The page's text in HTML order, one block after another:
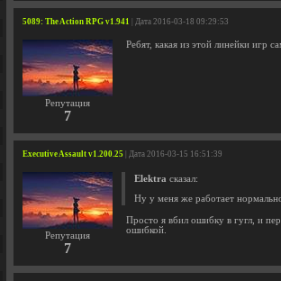
5089: The Action RPG v1.941 | Дата 2016-03-18 09:29:53
Репутация
7
Ребят, какая из этой линейки игр
Executive Assault v1.200.25 | Дата 2016-03-15 16:51:39
Репутация
7
Elektra сказал:
Ну у меня же работает
Просто я вбил ошибку в гугл, и
ошибкой.